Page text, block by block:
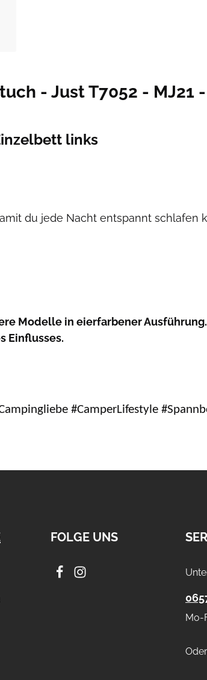
- Just T7052 - MJ21
links
du jede Nacht entspannt schlafen
Modelle in eierfarbener
Einflusses.
#CamperLifestyle
FOLGE UNS
Mo-